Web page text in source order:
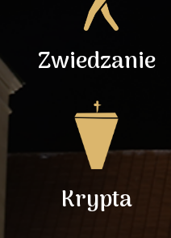
Zwiedzanie
Krypta